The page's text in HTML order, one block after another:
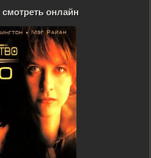
онлайн